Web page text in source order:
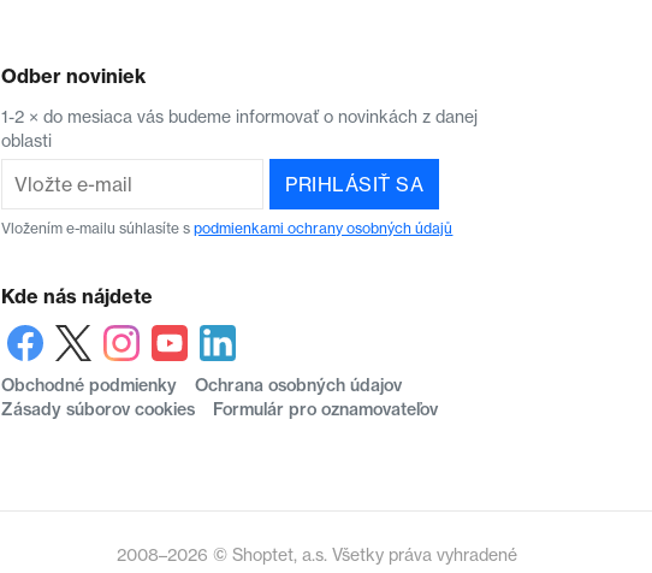
Odber noviniek
1-2 × do mesiaca vás budeme informovať o novinkách z danej
oblasti
PRIHLÁSIŤ SA
Vložením e-mailu súhlasíte spodmienkami ochrany osobných údajů
Kde nás nájdete
Obchodné podmienky
Ochrana osobných údajov
Zásady súborov cookies
Formulár pro oznamovateľov
2008–2026 © Shoptet, a.s. Všetky práva vyhradené